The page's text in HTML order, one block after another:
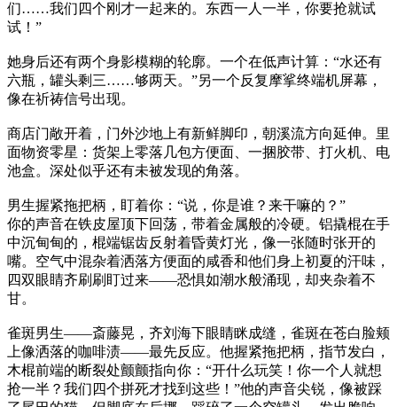
们……我们四个刚才一起来的。东西一人一半，你要抢就试
试！”
她身后还有两个身影模糊的轮廓。一个在低声计算：“水还有
六瓶，罐头剩三……够两天。”另一个反复摩挲终端机屏幕，
像在祈祷信号出现。
商店门敞开着，门外沙地上有新鲜脚印，朝溪流方向延伸。里
面物资零星：货架上零落几包方便面、一捆胶带、打火机、电
池盒。深处似乎还有未被发现的角落。
男生握紧拖把柄，盯着你：“说，你是谁？来干嘛的？”
你的声音在铁皮屋顶下回荡，带着金属般的冷硬。铝撬棍在手
中沉甸甸的，棍端锯齿反射着昏黄灯光，像一张随时张开的
嘴。空气中混杂着洒落方便面的咸香和他们身上初夏的汗味，
四双眼睛齐刷刷盯过来——恐惧如潮水般涌现，却夹杂着不
甘。
雀斑男生——斎藤晃，齐刘海下眼睛眯成缝，雀斑在苍白脸颊
上像洒落的咖啡渍——最先反应。他握紧拖把柄，指节发白，
木棍前端的断裂处颤颤指向你：“开什么玩笑！你一个人就想
抢一半？我们四个拼死才找到这些！”他的声音尖锐，像被踩